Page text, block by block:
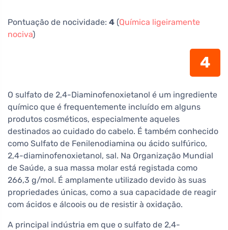
Pontuação de nocividade: 4 (Química ligeiramente
nociva)
4
O sulfato de 2,4-Diaminofenoxietanol é um ingrediente
químico que é frequentemente incluído em alguns
produtos cosméticos, especialmente aqueles
destinados ao cuidado do cabelo. É também conhecido
como Sulfato de Fenilenodiamina ou ácido sulfúrico,
2,4-diaminofenoxietanol, sal. Na Organização Mundial
de Saúde, a sua massa molar está registada como
266,3 g/mol. É amplamente utilizado devido às suas
propriedades únicas, como a sua capacidade de reagir
com ácidos e álcoois ou de resistir à oxidação.
A principal indústria em que o sulfato de 2,4-